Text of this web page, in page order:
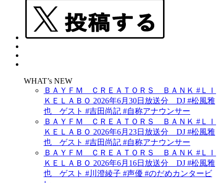
WHAT’s NEW
ＢＡＹＦＭ ＣＲＥＡＴＯＲＳ ＢＡＮＫ #ＬＩ
ＫＥＬＡＢＯ 2026年6月30日放送分 DJ #松風雅
也 ゲスト #吉田尚記 #自称アナウンサー
ＢＡＹＦＭ ＣＲＥＡＴＯＲＳ ＢＡＮＫ #ＬＩ
ＫＥＬＡＢＯ 2026年6月23日放送分 DJ #松風雅
也 ゲスト #吉田尚記 #自称アナウンサー
ＢＡＹＦＭ ＣＲＥＡＴＯＲＳ ＢＡＮＫ #ＬＩ
ＫＥＬＡＢＯ 2026年6月16日放送分 DJ #松風雅
也 ゲスト #川澄綾子 #声優 #のだめカンタービ